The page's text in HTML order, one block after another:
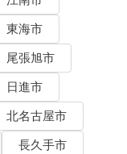
東海市
尾張旭市
日進市
北名古屋市
長久手市